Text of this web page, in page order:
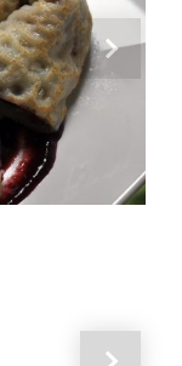
Next